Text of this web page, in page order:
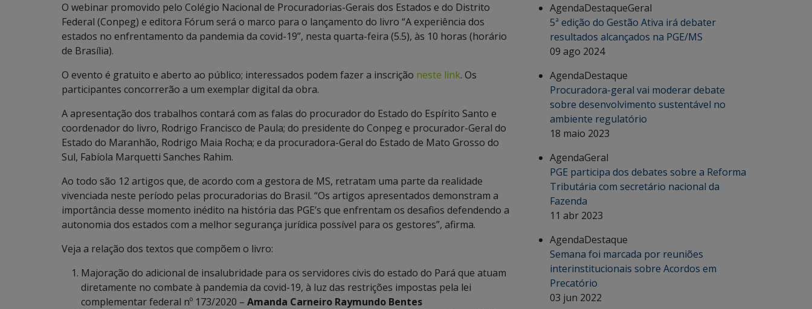
O webinar promovido pelo Colégio Nacional de Procuradorias-Gerais dos Estados e do Distrito
Federal (Conpeg) e editora Fórum será o marco para o lançamento do livro “A experiência dos
estados no enfrentamento da pandemia da covid-19”, nesta quarta-feira (5.5), às 10 horas (horário
de Brasília).
O evento é gratuito e aberto ao público; interessados podem fazer a inscrição neste link. Os
participantes concorrerão a um exemplar digital da obra.
A apresentação dos trabalhos contará com as falas do procurador do Estado do Espírito Santo e
coordenador do livro, Rodrigo Francisco de Paula; do presidente do Conpeg e procurador-Geral do
Estado do Maranhão, Rodrigo Maia Rocha; e da procuradora-Geral do Estado de Mato Grosso do
Sul, Fabíola Marquetti Sanches Rahim.
Ao todo são 12 artigos que, de acordo com a gestora de MS, retratam uma parte da realidade
vivenciada neste período pelas procuradorias do Brasil. “Os artigos apresentados demonstram a
importância desse momento inédito na história das PGE’s que enfrentam os desafios defendendo a
autonomia dos estados com a melhor segurança jurídica possível para os gestores”, afirma.
Veja a relação dos textos que compõem o livro:
Majoração do adicional de insalubridade para os servidores civis do estado do Pará que atuam
diretamente no combate à pandemia da covid-19, à luz das restrições impostas pela lei
complementar federal nº 173/2020 – Amanda Carneiro Raymundo Bentes
AgendaDestaqueGeral
5ª edição do Gestão Ativa irá debater
resultados alcançados na PGE/MS
09 ago 2024
AgendaDestaque
Procuradora-geral vai moderar debate
sobre desenvolvimento sustentável no
ambiente regulatório
18 maio 2023
AgendaGeral
PGE participa dos debates sobre a Reforma
Tributária com secretário nacional da
Fazenda
11 abr 2023
AgendaDestaque
Semana foi marcada por reuniões
interinstitucionais sobre Acordos em
Precatório
03 jun 2022